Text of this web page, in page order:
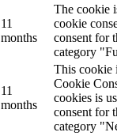
11
months
The cookie
cookie
consent for
category
11
months
This cookie
Cookie
cookies is
consent for
category